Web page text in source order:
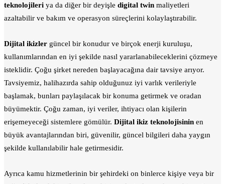
teknolojileri ya da diğer bir deyişle digital twin maliyetleri
azaltabilir ve bakım ve operasyon süreçlerini kolaylaştırabilir.
Dijital ikizler güncel bir konudur ve birçok enerji kuruluşu,
kullanımlarından en iyi şekilde nasıl yararlanabileceklerini çözmeye
isteklidir. Çoğu şirket nereden başlayacağına dair tavsiye arıyor.
Tavsiyemiz, halihazırda sahip olduğunuz iyi varlık verileriyle
başlamak, bunları paylaşılacak bir konuma getirmek ve oradan
büyümektir. Çoğu zaman, iyi veriler, ihtiyacı olan kişilerin
erişemeyeceği sistemlere gömülür. Dijital ikiz teknolojisinin en
büyük avantajlarından biri, güvenilir, güncel bilgileri daha yaygın
şekilde kullanılabilir hale getirmesidir.
Ayrıca kamu hizmetlerinin bir şehirdeki on binlerce kişiye veya bir